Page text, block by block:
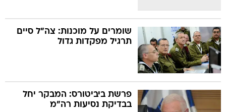
שומרים על מוכנות: צה"ל סיים
תרגיל מפקדות גדול
פרשת ביביטורס: המבקר יחל
בבדיקת נסיעות רה"מ